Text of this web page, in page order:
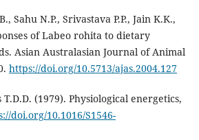
Sahu N.P., Srivastava P.P., Jain K.K.,
of Labeo rohita to dietary
Asian Australasian Journal of Animal
https://doi.org/10.5713/ajas.2004.127
(1979). Physiological energetics,
doi.org/10.1016/S1546-